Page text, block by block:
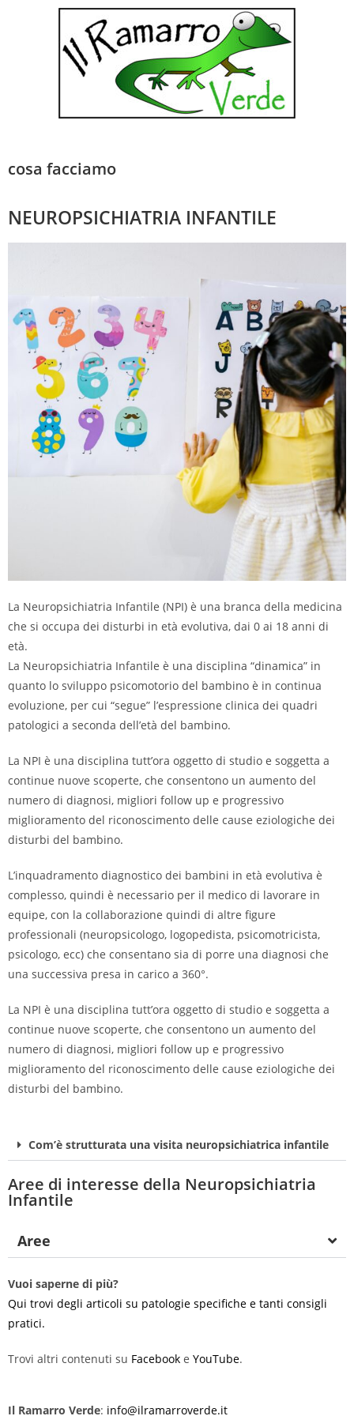
cosa facciamo
NEUROPSICHIATRIA INFANTILE
La Neuropsichiatria Infantile (NPI) è una branca della medicina
che si occupa dei disturbi in età evolutiva, dai 0 ai 18 anni di
età.
La Neuropsichiatria Infantile è una disciplina “dinamica” in
quanto lo sviluppo psicomotorio del bambino è in continua
evoluzione, per cui “segue” l’espressione clinica dei quadri
patologici a seconda dell’età del bambino.
La NPI è una disciplina tutt’ora oggetto di studio e soggetta a
continue nuove scoperte, che consentono un aumento del
numero di diagnosi, migliori follow up e progressivo
miglioramento del riconoscimento delle cause eziologiche dei
disturbi del bambino.
L’inquadramento diagnostico dei bambini in età evolutiva è
complesso, quindi è necessario per il medico di lavorare in
equipe, con la collaborazione quindi di altre figure
professionali (neuropsicologo, logopedista, psicomotricista,
psicologo, ecc) che consentano sia di porre una diagnosi che
una successiva presa in carico a 360°.
La NPI è una disciplina tutt’ora oggetto di studio e soggetta a
continue nuove scoperte, che consentono un aumento del
numero di diagnosi, migliori follow up e progressivo
miglioramento del riconoscimento delle cause eziologiche dei
disturbi del bambino.
Com’è strutturata una visita neuropsichiatrica infantile
Aree di interesse della Neuropsichiatria
Infantile
Aree
Vuoi saperne di più?
Qui trovi degli articoli su patologie specifiche e tanti consigli
pratici.
Trovi altri contenuti su Facebook e YouTube.
Il Ramarro Verde: info@ilramarroverde.it